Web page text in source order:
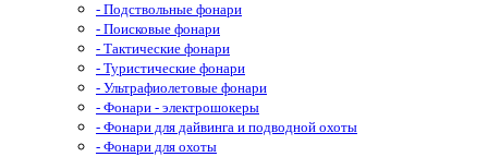
- Подствольные фонари
- Поисковые фонари
- Тактические фонари
- Туристические фонари
- Ультрафиолетовые фонари
- Фонари - электрошокеры
- Фонари для дайвинга и подводной охоты
- Фонари для охоты